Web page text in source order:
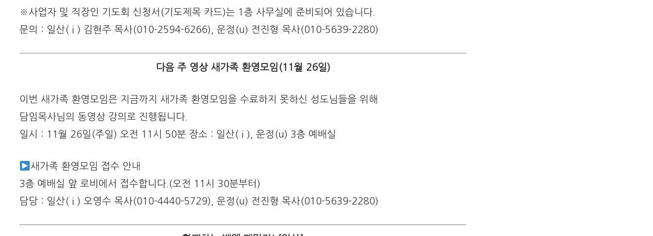
※사업자 및 직장인 기도회 신청서(기도제목 카드)는 1층 사무실에 준비되어 있습니다.
문의 : 일산( i ) 김현주 목사(010-2594-6266), 운정(u) 전진형 목사(010-5639-2280)
다음 주 영상 새가족 환영모임(11월 26일)
이번 새가족 환영모임은 지금까지 새가족 환영모임을 수료하지 못하신 성도님들을 위해
담임목사님의 동영상 강의로 진행됩니다.
일시 : 11월 26일(주일) 오전 11시 50분 장소 : 일산( i ), 운정(u) 3층 예배실
새가족 환영모임 접수 안내
3층 예배실 앞 로비에서 접수합니다.(오전 11시 30분부터)
담당 : 일산( i ) 오영수 목사(010-4440-5729), 운정(u) 전진형 목사(010-5639-2280)